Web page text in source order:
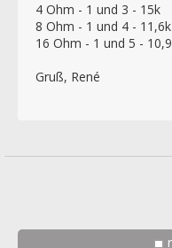
4 Ohm - 1 und 3 - 15k
8 Ohm - 1 und 4 - 11,6k
16 Ohm - 1 und 5 -
Gruß, René